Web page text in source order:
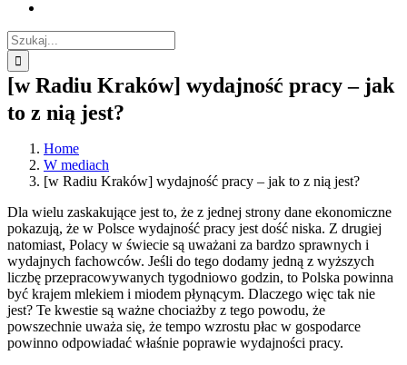
Szukaj
[w Radiu Kraków] wydajność pracy – jak
to z nią jest?
Home
W mediach
[w Radiu Kraków] wydajność pracy – jak to z nią jest?
Dla wielu zaskakujące jest to, że z jednej strony dane ekonomiczne
pokazują, że w Polsce wydajność pracy jest dość niska. Z drugiej
natomiast, Polacy w świecie są uważani za bardzo sprawnych i
wydajnych fachowców. Jeśli do tego dodamy jedną z wyższych
liczbę przepracowywanych tygodniowo godzin, to Polska powinna
być krajem mlekiem i miodem płynącym. Dlaczego więc tak nie
jest? Te kwestie są ważne chociażby z tego powodu, że
powszechnie uważa się, że tempo wzrostu płac w gospodarce
powinno odpowiadać właśnie poprawie wydajności pracy.